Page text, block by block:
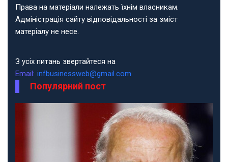
Права на матеріали належать їхнім власникам.
Адміністрація сайту відповідальності за зміст
матеріалу не несе.
З усіх питань звертайтеся на
Email: infbusinessweb@gmail.com
Популярний пост